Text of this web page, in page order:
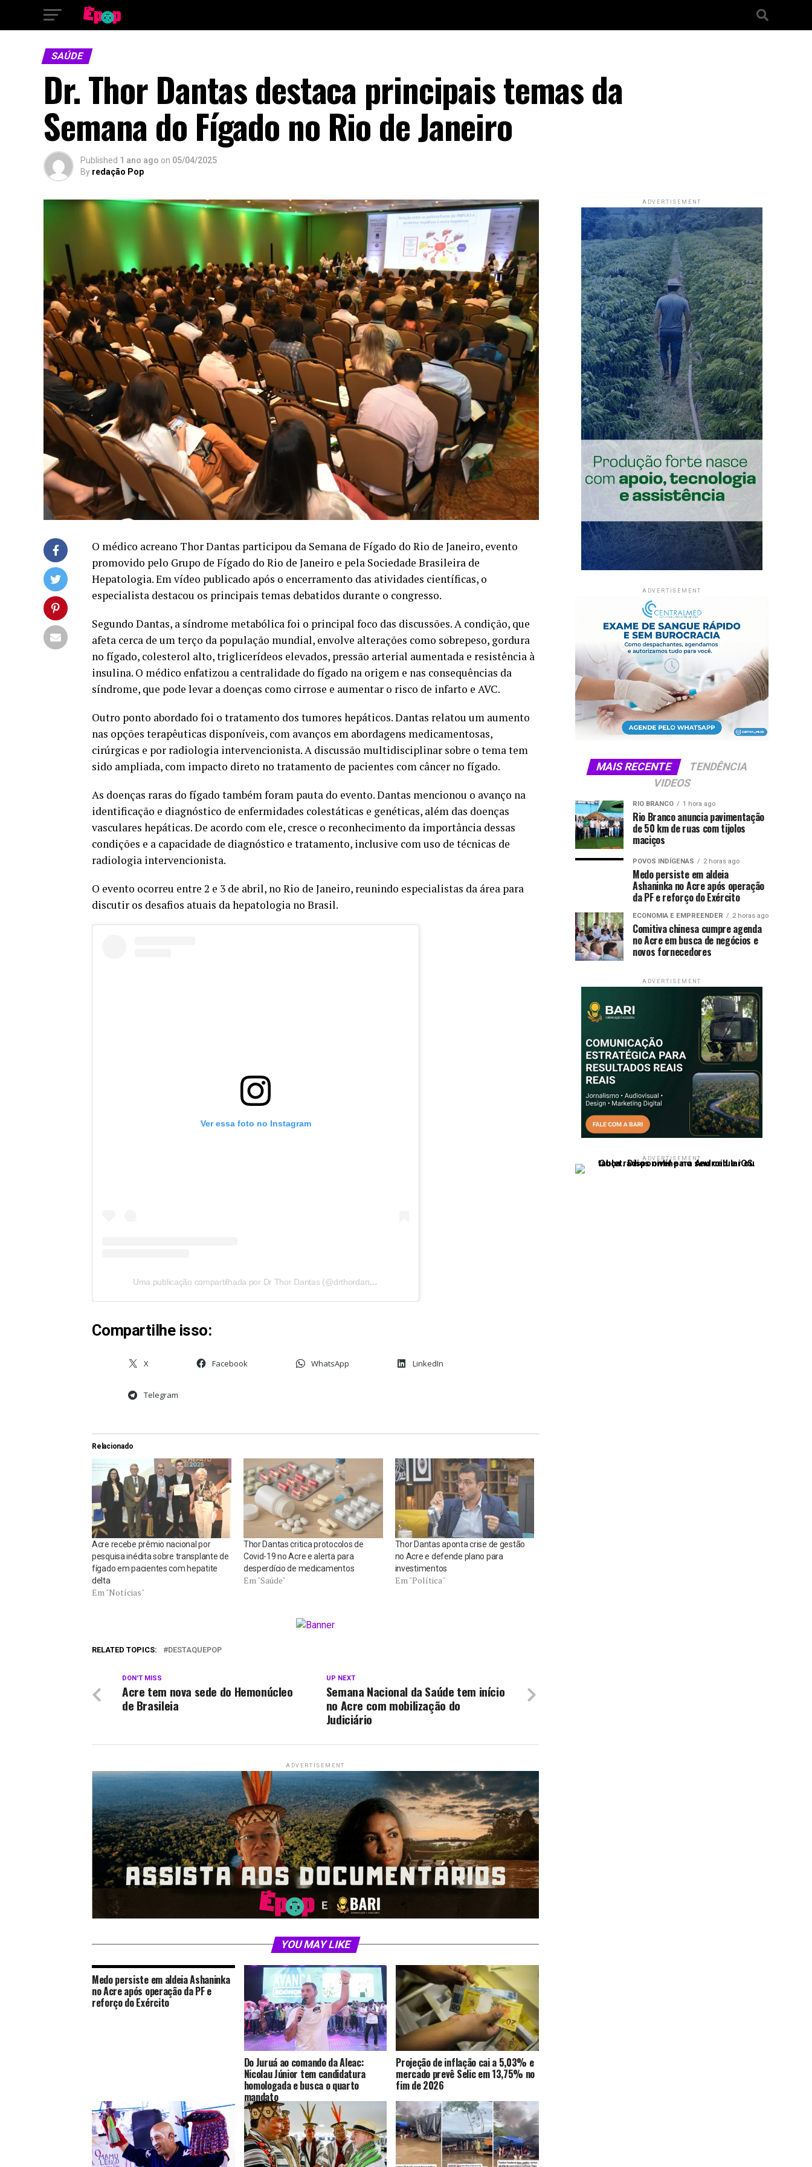
SAÚDE
Dr. Thor Dantas destaca principais temas da
Semana do Fígado no Rio de Janeiro
Published 1 ano ago on 05/04/2025
By redação Pop
O médico acreano Thor Dantas participou da Semana de Fígado do Rio de Janeiro, evento
promovido pelo Grupo de Fígado do Rio de Janeiro e pela Sociedade Brasileira de
Hepatologia. Em vídeo publicado após o encerramento das atividades científicas, o
especialista destacou os principais temas debatidos durante o congresso.
Segundo Dantas, a síndrome metabólica foi o principal foco das discussões. A condição, que
afeta cerca de um terço da população mundial, envolve alterações como sobrepeso, gordura
no fígado, colesterol alto, triglicerídeos elevados, pressão arterial aumentada e resistência à
insulina. O médico enfatizou a centralidade do fígado na origem e nas consequências da
síndrome, que pode levar a doenças como cirrose e aumentar o risco de infarto e AVC.
Outro ponto abordado foi o tratamento dos tumores hepáticos. Dantas relatou um aumento
nas opções terapêuticas disponíveis, com avanços em abordagens medicamentosas,
cirúrgicas e por radiologia intervencionista. A discussão multidisciplinar sobre o tema tem
sido ampliada, com impacto direto no tratamento de pacientes com câncer no fígado.
As doenças raras do fígado também foram pauta do evento. Dantas mencionou o avanço na
identificação e diagnóstico de enfermidades colestáticas e genéticas, além das doenças
vasculares hepáticas. De acordo com ele, cresce o reconhecimento da importância dessas
condições e a capacidade de diagnóstico e tratamento, inclusive com uso de técnicas de
radiologia intervencionista.
O evento ocorreu entre 2 e 3 de abril, no Rio de Janeiro, reunindo especialistas da área para
discutir os desafios atuais da hepatologia no Brasil.
Ver essa foto no Instagram
Uma publicação compartilhada por Dr Thor Dantas (@drthordantas)
Compartilhe isso:
X Facebook WhatsApp LinkedIn
Telegram
Relacionado
Acre recebe prêmio nacional por
pesquisa inédita sobre transplante de
fígado em pacientes com hepatite
delta
Em "Notícias"
Thor Dantas critica protocolos de
Covid-19 no Acre e alerta para
desperdício de medicamentos
Em "Saúde"
Thor Dantas aponta crise de gestão
no Acre e defende plano para
investimentos
Em "Política"
RELATED TOPICS: DESTAQUEPOP
UP NEXT
Semana Nacional da Saúde tem início
no Acre com mobilização do
Judiciário
DON'T MISS
Acre tem nova sede do Hemonúcleo
de Brasileia
ADVERTISEMENT
YOU MAY LIKE
Medo persiste em aldeia Ashaninka
no Acre após operação da PF e
reforço do Exército
Do Juruá ao comando da Aleac:
Nicolau Júnior tem candidatura
homologada e busca o quarto
mandato
Projeção de inflação cai a 5,03% e
mercado prevê Selic em 13,75% no
fim de 2026
ADVERTISEMENT
ADVERTISEMENT
MAIS RECENTE
TENDÊNCIA
VIDEOS
RIO BRANCO 1 hora ago
Rio Branco anuncia pavimentação
de 50 km de ruas com tijolos
maciços
POVOS INDÍGENAS 2 horas ago
Medo persiste em aldeia
Ashaninka no Acre após operação
da PF e reforço do Exército
ECONOMIA E EMPREENDER 2 horas ago
Comitiva chinesa cumpre agenda
no Acre em busca de negócios e
novos fornecedores
ADVERTISEMENT
ADVERTISEMENT